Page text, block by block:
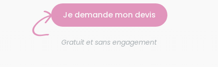
Je demande mon devis
Gratuit et sans engagement